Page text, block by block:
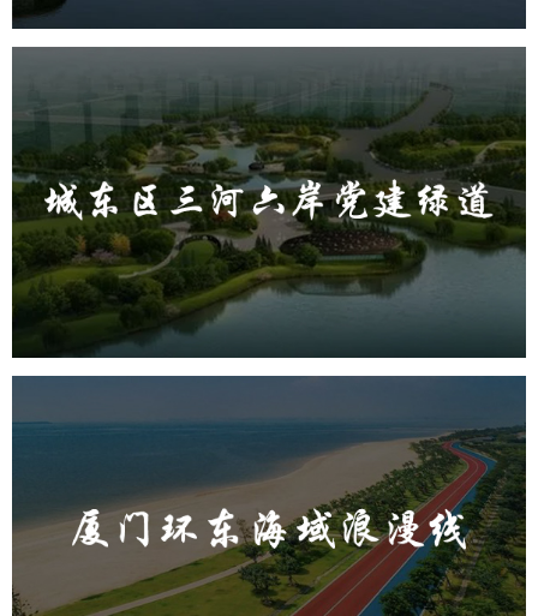
城东区三河六岸党建绿道
旅游休闲 公园 AI人工智能 智慧公园
智能步道
AR太极
智能大数据平台
厦门环东海域浪漫线
公园 AI人工智能 智慧公园
智能步道
人脸识别
智能灯杆
智能照明系统